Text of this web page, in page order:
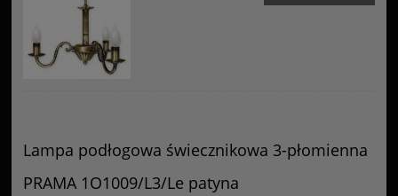
Lampa podłogowa świecznikowa 3-płomienna
PRAMA 1O1009/L3/Le patyna